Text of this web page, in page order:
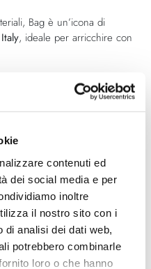
contenuti ed
dei social media e per
inoltre
il nostro sito con i
analisi dei dati web,
potrebbero combinarle
loro o che hanno
Bag è un’icona di
, ideale per arricchire con
Designer
Baldessari & Baldessari Design
Sorgente luminosa
Lampadina Led
Lampadina
Esclusa